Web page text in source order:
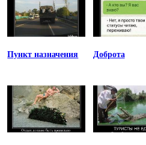
Пункт назначения Доброта